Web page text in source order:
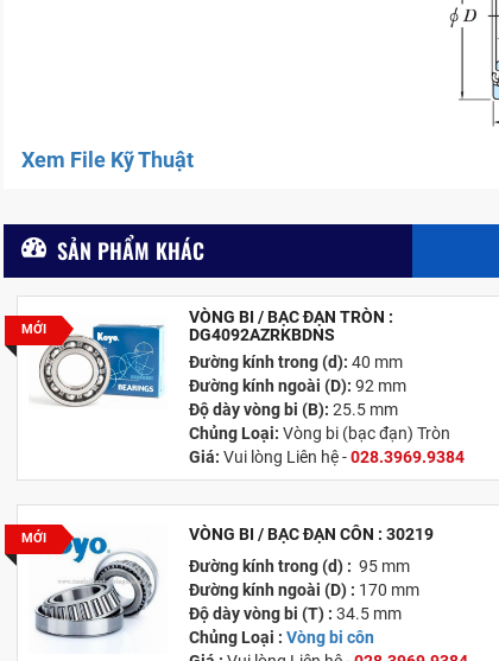
Xem File Kỹ Thuật
SẢN PHẨM KHÁC
MỚI
VÒNG BI / BẠC ĐẠN TRÒN :
DG4092AZRKBDNS
Đường kính trong (d): 40 mm
Đường kính ngoài (D): 92 mm
Độ dày vòng bi (B): 25.5 mm
Chủng Loại:Vòng bi (bạc đạn) Tròn
Giá: Vui lòng Liên hệ -028.3969.9384
Email:info@tandailongbearings.com.vn
Xuất xứ:Nhật Bản
MỚI
VÒNG BI / BẠC ĐẠN CÔN : 30219
Đường kính trong (d) : 95 mm
Đường kính ngoài (D) : 170 mm
Độ dày vòng bi (T) : 34.5 mm
Chủng Loại :Vòng bi côn